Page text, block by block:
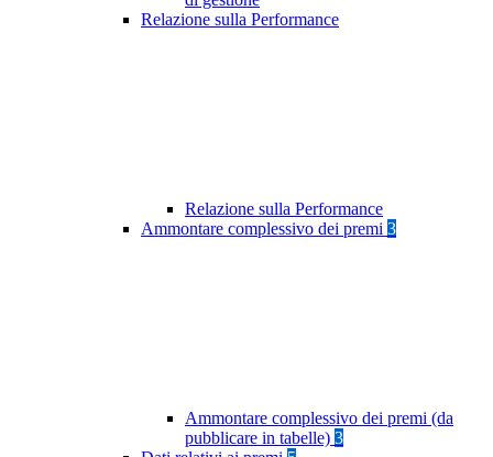
Relazione sulla Performance
Relazione sulla Performance
Ammontare complessivo dei premi 3
Ammontare complessivo dei premi (da
pubblicare in tabelle) 3